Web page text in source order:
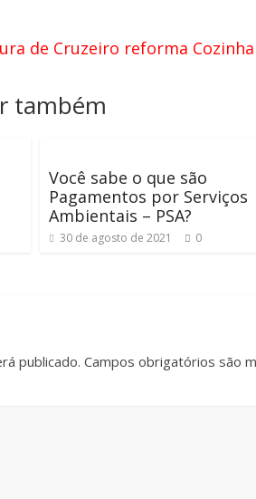
de Cruzeiro reforma
também
Você sabe o que são
Pagamentos por Serviços
Ambientais – PSA?
30 de agosto de 2021 0
publicado. Campos obrigatórios são